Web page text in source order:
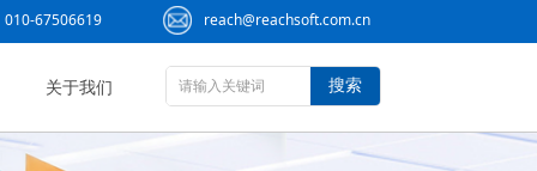
关于我们 搜索
010-67506619 reach@reachsoft.com.cn